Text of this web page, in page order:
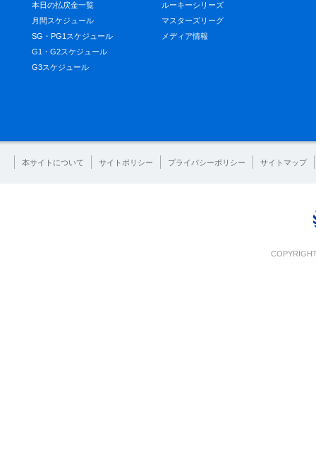
本日の払戻金一覧
月間スケジュール
SG・PG1スケジュール
G1・G2スケジュール
G3スケジュール
ルーキーシリーズ
マスターズリーグ
メディア情報
本サイトについて サイトポリシー プライバシーポリシー サイトマップ